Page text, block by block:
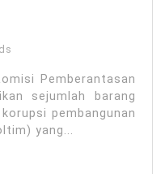
Pemberantasan
sejumlah barang
pembangunan
yang...